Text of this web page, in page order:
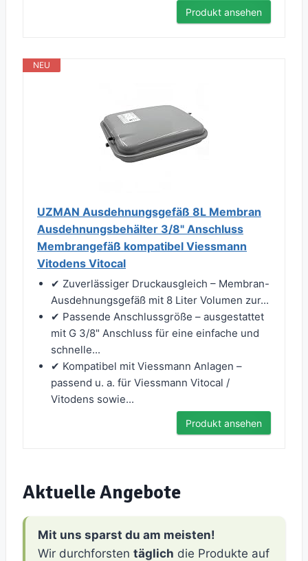
Produkt ansehen
NEU
UZMAN Ausdehnungsgefäß 8L Membran
Ausdehnungsbehälter 3/8" Anschluss
Membrangefäß kompatibel Viessmann
Vitodens Vitocal
✔ Zuverlässiger Druckausgleich – Membran-
Ausdehnungsgefäß mit 8 Liter Volumen zur...
✔ Passende Anschlussgröße – ausgestattet
mit G 3/8" Anschluss für eine einfache und
schnelle...
✔ Kompatibel mit Viessmann Anlagen –
passend u. a. für Viessmann Vitocal /
Vitodens sowie...
Produkt ansehen
Aktuelle Angebote
Mit uns sparst du am meisten!
Wir durchforsten täglich die Produkte auf